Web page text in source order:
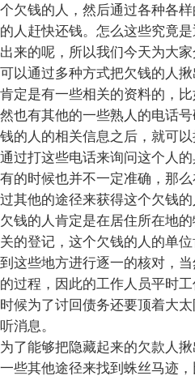
个欠钱的人，然后通过各种各
的人赶快还钱。怎么这些究竟
出来的呢，所以我们今天为大家
可以通过多种方式把欠钱的人
肯定是有一些相关的资料的，
然也有其他的一些熟人的电话
钱的人的相关信息之后，就可
通过打这些电话来询问这个人
有的时候也并不一定准确，那
过其他的途径来获得这个欠钱
欠钱的人肯定是在居住所在地
关的登记，这个欠钱的人的单
到这些地方进行逐一的核对，
的过程，因此的工作人员平时
时候为了讨回债务还要顶着大
听消息。
为了能够把隐藏起来的欠款人
一些其他途径来找到蛛丝马迹